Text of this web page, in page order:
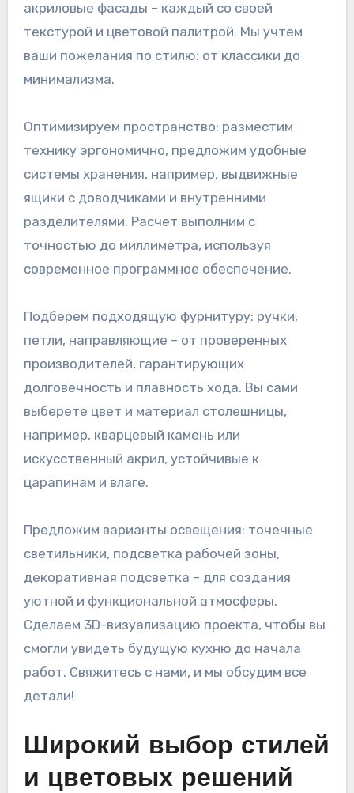
акриловые фасады – каждый со своей
текстурой и цветовой палитрой. Мы учтем
ваши пожелания по стилю: от классики до
минимализма.
Оптимизируем пространство: разместим
технику эргономично, предложим удобные
системы хранения, например, выдвижные
ящики с доводчиками и внутренними
разделителями. Расчет выполним с
точностью до миллиметра, используя
современное программное обеспечение.
Подберем подходящую фурнитуру: ручки,
петли, направляющие – от проверенных
производителей, гарантирующих
долговечность и плавность хода. Вы сами
выберете цвет и материал столешницы,
например, кварцевый камень или
искусственный акрил, устойчивые к
царапинам и влаге.
Предложим варианты освещения: точечные
светильники, подсветка рабочей зоны,
декоративная подсветка – для создания
уютной и функциональной атмосферы.
Сделаем 3D-визуализацию проекта, чтобы вы
смогли увидеть будущую кухню до начала
работ. Свяжитесь с нами, и мы обсудим все
детали!
Широкий выбор стилей
и цветовых решений